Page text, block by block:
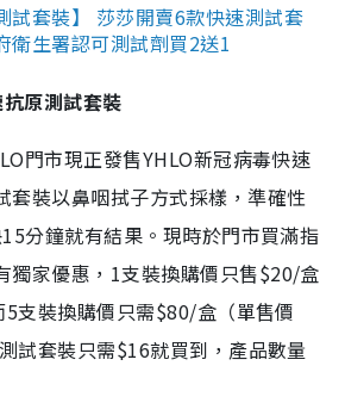
試套裝】 莎莎開賣6款快速測試套
衛生署認可測試劑買2送1
原測試套裝
門市現正發售YHLO新冠病毒快速
套裝以鼻咽拭子方式採樣，準確性
分鐘就有結果。現時於門市買滿指
獨家優惠，1支裝換購價只售$20/盒
5支裝換購價只需$80/盒（單售價
試套裝只需$16就買到，產品數量